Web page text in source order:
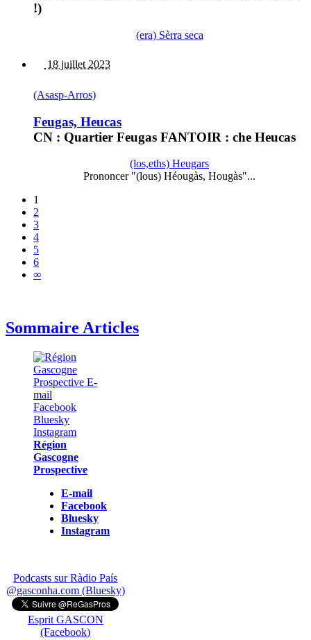
!)
(era) Sèrra seca
18 juillet 2023
(Asasp-Arros)
Feugas, Heucas
CN : Quartier Feugas FANTOIR : che Heucas
(los,eths) Heugars
Prononcer "(lous) Héougàs, Hougàs"...
1
2
3
4
5
6
∞
Sommaire Articles
Région
Gascogne
Prospective
E-mail
Facebook
Bluesky
Instagram
Podcasts sur Ràdio País
@gasconha.com (Bluesky)
Esprit GASCON
(Facebook)